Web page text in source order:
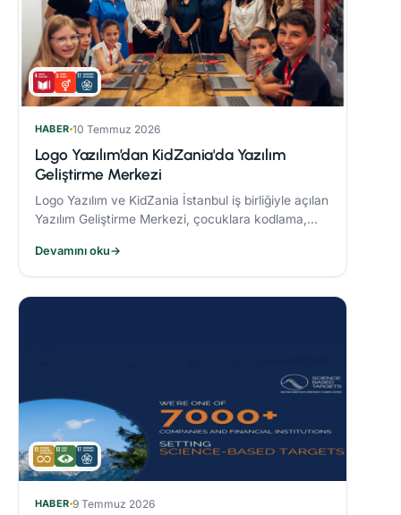
HABER 10 Temmuz 2026
Logo Yazılım’dan KidZania'da Yazılım
Geliştirme Merkezi
Logo Yazılım ve KidZania İstanbul iş birliğiyle açılan
Yazılım Geliştirme Merkezi, çocuklara kodlama,
kazandırmayı hedefliyor.
Devamını oku→
HABER 9 Temmuz 2026